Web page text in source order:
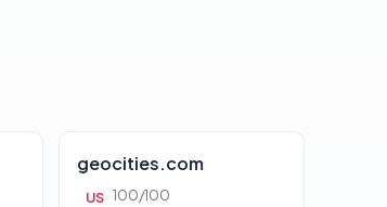
geocities.com
US 100/100